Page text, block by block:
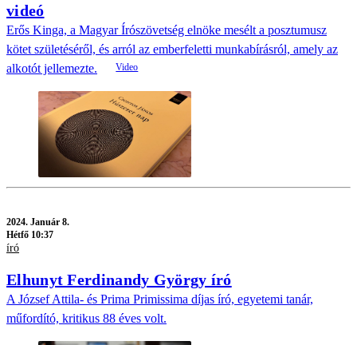
videó
Erős Kinga, a Magyar Írószövetség elnöke mesélt a posztumusz
kötet születéséről, és arról az emberfeletti munkabírásról, amely az
alkotót jellemezte.
2024. Január 8.
Hétfő 10:37
író
Elhunyt Ferdinandy György író
A József Attila- és Prima Primissima díjas író, egyetemi tanár,
műfordító, kritikus 88 éves volt.